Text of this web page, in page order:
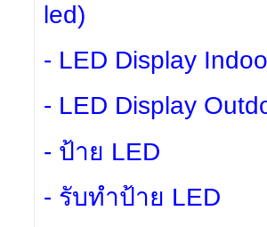
led)
- LED Display
- LED Display
- ป้าย LED
- รับทำป้าย LED